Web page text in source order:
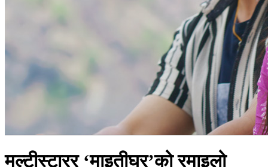
मल्टीस्टारर ‘माइतीघर’को रमाइलो